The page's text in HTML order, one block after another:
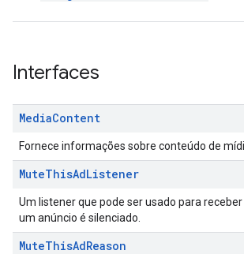
Interfaces
MediaContent
Fornece informações sobre conteúdo de
MuteThisAdListener
Um listener que pode ser usado para
um anúncio é silenciado.
MuteThisAdReason